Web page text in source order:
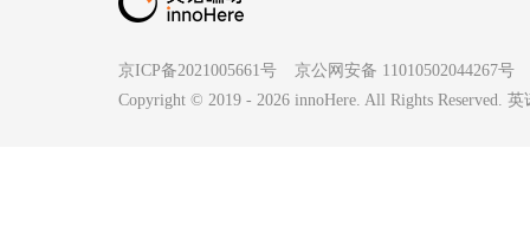
京ICP备2021005661号
京公网安备 11010502044267号
Copyright © 2019 - 2026 innoHere. All Rights Reserved.